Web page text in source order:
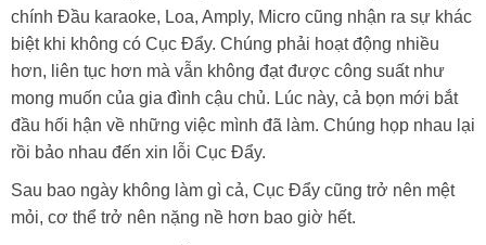
chính Đầu karaoke, Loa, Amply, Micro cũng nhận ra sự khác
biệt khi không có Cục Đẩy. Chúng phải hoạt động nhiều
hơn, liên tục hơn mà vẫn không đạt được công suất như
mong muốn của gia đình cậu chủ. Lúc này, cả bọn mới bắt
đầu hối hận về những việc mình đã làm. Chúng họp nhau lại
rồi bảo nhau đến xin lỗi Cục Đẩy.
Sau bao ngày không làm gì cả, Cục Đẩy cũng trở nên mệt
mỏi, cơ thể trở nên nặng nề hơn bao giờ hết.